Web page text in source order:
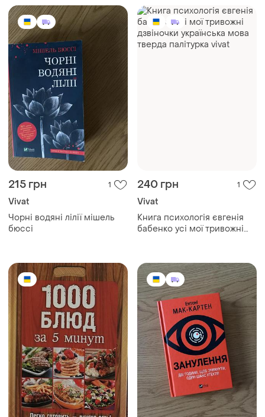
215 грн 1
Vivat
Чорні водяні лілії мішель
бюссі
240 грн 1
Vivat
Книга психологія євгенія
бабенко усі мої тривожні